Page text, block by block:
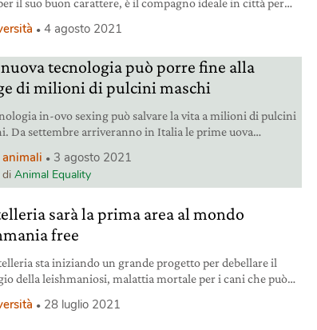
il suo buon carattere, è il compagno ideale in città per
4 agosto 2021
tecnologia può porre fine alla
di milioni di pulcini maschi
in-ovo sexing può salvare la vita a milioni di pulcini
Da settembre arriveranno in Italia le prime uova
3 agosto 2021
diAnimal Equality
sarà la prima area al mondo
free
sta iniziando un grande progetto per debellare il
della leishmaniosi, malattia mortale per i cani che può
28 luglio 2021